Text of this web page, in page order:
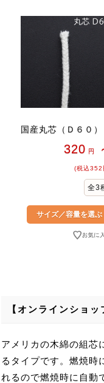
国産丸芯（Ｄ６０）
320 円
(税込352
全3
【オンラインショ
アメリカの木綿の組芯
るタイプです。燃焼時
れるので燃焼時に自動